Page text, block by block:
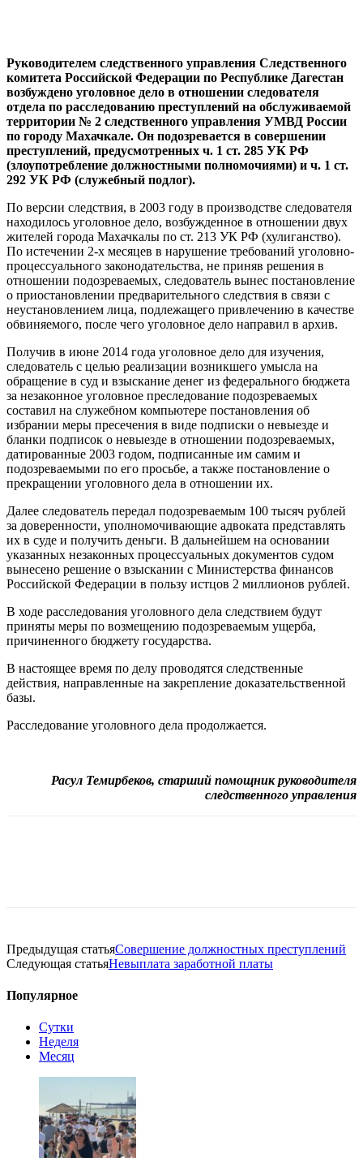
Руководителем следственного управления Следственного
комитета Российской Федерации по Республике Дагестан
возбуждено уголовное дело в отношении следователя
отдела по расследованию преступлений на обслуживаемой
территории № 2 следственного управления УМВД России
по городу Махачкале. Он подозревается в совершении
преступлений, предусмотренных ч. 1 ст. 285 УК РФ
(злоупотребление должностными полномочиями) и ч. 1 ст.
292 УК РФ (служебный подлог).
По версии следствия, в 2003 году в производстве следователя
находилось уголовное дело, возбужденное в отношении двух
жителей города Махачкалы по ст. 213 УК РФ (хулиганство).
По истечении 2-х месяцев в нарушение требований уголовно-
процессуального законодательства, не приняв решения в
отношении подозреваемых, следователь вынес постановление
о приостановлении предварительного следствия в связи с
неустановлением лица, подлежащего привлечению в качестве
обвиняемого, после чего уголовное дело направил в архив.
Получив в июне 2014 года уголовное дело для изучения,
следователь с целью реализации возникшего умысла на
обращение в суд и взыскание денег из федерального бюджета
за незаконное уголовное преследование подозреваемых
составил на служебном компьютере постановления об
избрании меры пресечения в виде подписки о невыезде и
бланки подписок о невыезде в отношении подозреваемых,
датированные 2003 годом, подписанные им самим и
подозреваемыми по его просьбе, а также постановление о
прекращении уголовного дела в отношении их.
Далее следователь передал подозреваемым 100 тысяч рублей
за доверенности, уполномочивающие адвоката представлять
их в суде и получить деньги. В дальнейшем на основании
указанных незаконных процессуальных документов судом
вынесено решение о взыскании с Министерства финансов
Российской Федерации в пользу истцов 2 миллионов рублей.
В ходе расследования уголовного дела следствием будут
приняты меры по возмещению подозреваемым ущерба,
причиненного бюджету государства.
В настоящее время по делу проводятся следственные
действия, направленные на закрепление доказательственной
базы.
Расследование уголовного дела продолжается.
Расул Темирбеков, старший помощник руководителя
следственного управления
Предыдущая статьяСовершение должностных преступлений
Следующая статьяНевыплата заработной платы
Популярное
Сутки
Неделя
Месяц